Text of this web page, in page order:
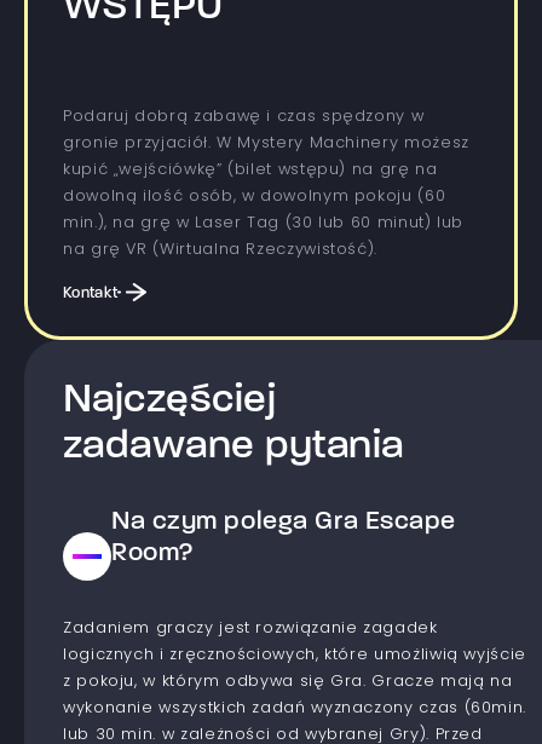
WSTĘPU
Podaruj dobrą zabawę i czas spędzony w
gronie przyjaciół. W Mystery Machinery możesz
kupić „wejściówkę” (bilet wstępu) na grę na
dowolną ilość osób, w dowolnym pokoju (60
min.), na grę w Laser Tag (30 lub 60 minut) lub
na grę VR (Wirtualna Rzeczywistość).
Kontakt
Najczęściej
zadawane pytania
Na czym polega Gra Escape
Room?
Zadaniem graczy jest rozwiązanie zagadek
logicznych i zręcznościowych, które umożliwią wyjście
z pokoju, w którym odbywa się Gra. Gracze mają na
wykonanie wszystkich zadań wyznaczony czas (60min.
lub 30 min. w zależności od wybranej Gry). Przed